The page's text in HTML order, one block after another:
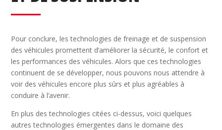
Pour conclure, les technologies de freinage et de suspension
des véhicules promettent d’améliorer la sécurité, le confort et
les performances des véhicules. Alors que ces technologies
continuent de se développer, nous pouvons nous attendre à
voir des véhicules encore plus sûrs et plus agréables à
conduire à l’avenir.
En plus des technologies citées ci-dessus, voici quelques
autres technologies émergentes dans le domaine des